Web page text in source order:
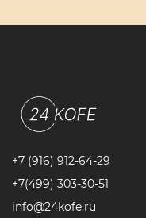
+7 (916) 912-64-29
+7(499) 303-30-51
info@24kofe.ru